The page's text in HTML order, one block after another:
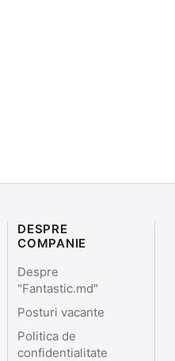
DESPRE
COMPANIE
Despre
"Fantastic.md"
Posturi vacante
Politica de
confidentialitate